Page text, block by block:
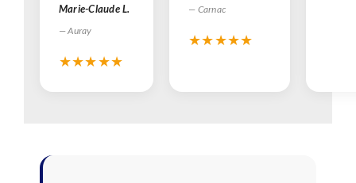
Marie-Claude L.
— Auray
★★★★★
— Carnac
★★★★★